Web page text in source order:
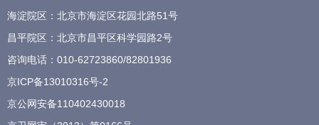
海淀院区：北京市海淀区花园北路51号
昌平院区：北京市昌平区科学园路2号
咨询电话： 010-62723860/82801936
京ICP备13010316号-2
京公网安备110402430018